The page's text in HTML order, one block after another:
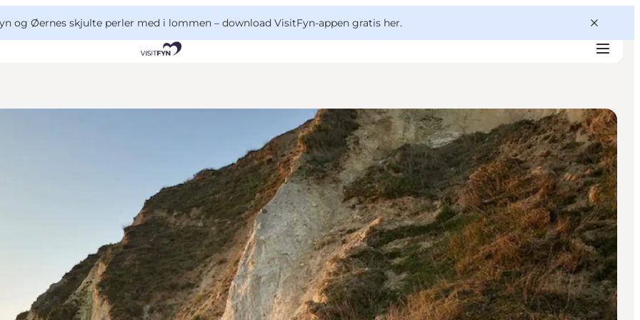
og Øernes skjulte perler med i lommen – download VisitFyn-appen gratis her.